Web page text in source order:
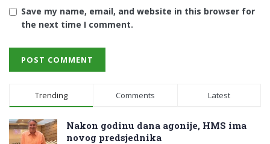
Save my name, email, and website in this browser for
the next time I comment.
Trending Comments Latest
Nakon godinu dana agonije, HMS ima
novog predsjednika